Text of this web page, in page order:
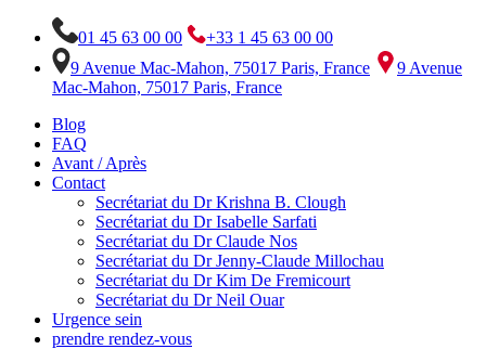
01 45 63 00 00
+33 1 45 63 00 00
9 Avenue Mac-Mahon, 75017 Paris, France
9 Avenue
Mac-Mahon, 75017 Paris, France
Blog
FAQ
Avant / Après
Contact
Secrétariat du Dr Krishna B. Clough
Secrétariat du Dr Isabelle Sarfati
Secrétariat du Dr Claude Nos
Secrétariat du Dr Jenny-Claude Millochau
Secrétariat du Dr Kim De Fremicourt
Secrétariat du Dr Neil Ouar
Urgence sein
prendre rendez-vous